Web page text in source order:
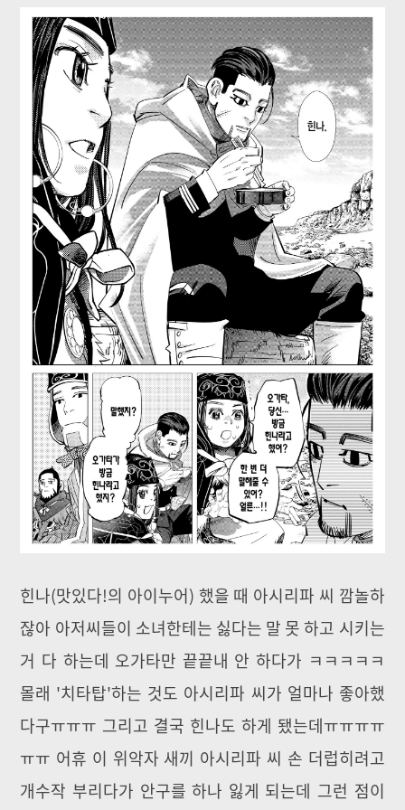
힌나(맛있다!의 아이누어) 했을 때 아시리파 씨 깜놀하
잖아 아저씨들이 소녀한테는 싫다는 말 못 하고 시키는
거 다 하는데 오가타만 끝끝내 안 하다가 ㅋㅋㅋㅋㅋ
몰래 '치타탑'하는 것도 아시리파 씨가 얼마나 좋아했
다구ㅠㅠㅠ 그리고 결국 힌나도 하게 됐는데ㅠㅠㅠㅠ
ㅠㅠ 어휴 이 위악자 새끼 아시리파 씨 손 더럽히려고
개수작 부리다가 안구를 하나 잃게 되는데 그런 점이